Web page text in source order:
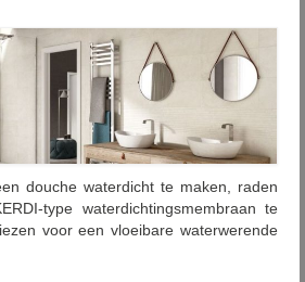
douche waterdicht te maken, raden
type waterdichtingsmembraan te
voor een vloeibare waterwerende